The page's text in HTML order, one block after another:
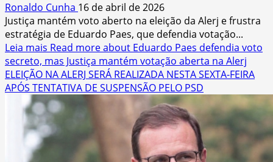
Ronaldo Cunha 16 de abril de 2026
Justiça mantém voto aberto na eleição da Alerj e frustra
estratégia de Eduardo Paes, que defendia votação...
Leia mais Read more about Eduardo Paes defendia voto
secreto, mas Justiça mantém votação aberta na Alerj
ELEIÇÃO NA ALERJ SERÁ REALIZADA NESTA SEXTA-FEIRA
APÓS TENTATIVA DE SUSPENSÃO PELO PSD